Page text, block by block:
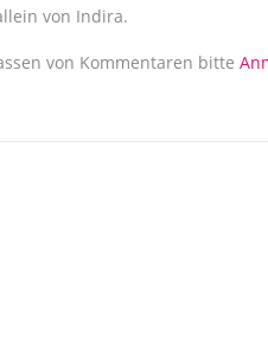
von Indira.
Indira's Sugarcakes -
von Kommentaren bitte